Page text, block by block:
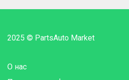
2025 © PartsAuto Market
О нас